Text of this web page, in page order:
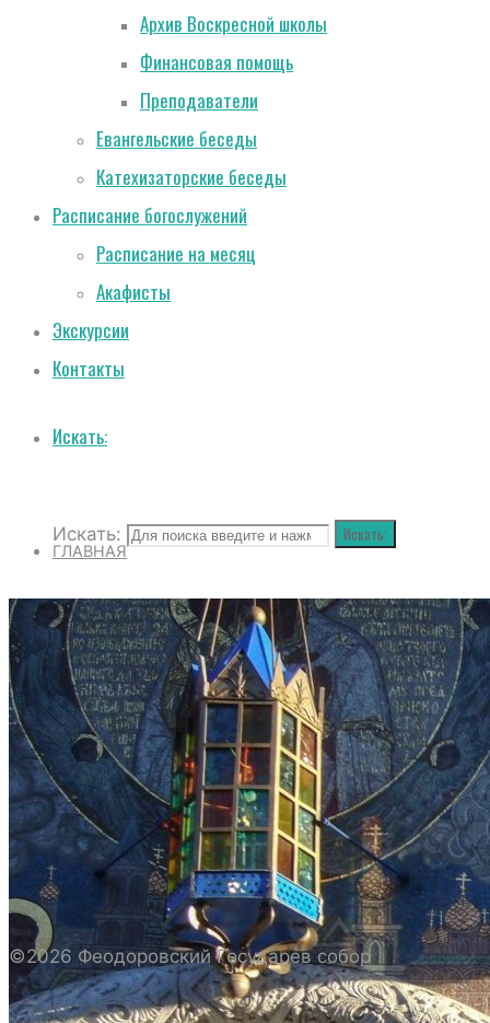
Архив Воскресной школы
Финансовая помощь
Преподаватели
Евангельские беседы
Катехизаторские беседы
Расписание богослужений
Расписание на месяц
Акафисты
Экскурсии
Контакты
Искать:
Искать: Искать:
ГЛАВНАЯ
О СОБОРЕ
ИСТОРИЯ СОБОРА
ИСТОРИЯ ФЕОДОРОВСКОГО ГОСУДАРЕВА
СОБОРА
ПОЛОЖЕНИЕ И ВНУТРЕННИЙ
РАСПОРЯДОК СОБОРА
БИОГРАФИЧЕСКИЕ ДАННЫЕ
СВЯЩЕННОСЛУЖИТЕЛЕЙ СОБОРА.
ВНЕШНИЙ ВИД
ВНЕШНИЙ ВИД СОБОРА
©2026 Феодоровский Государев собор